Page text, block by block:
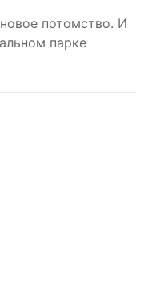
потомство. И
парке